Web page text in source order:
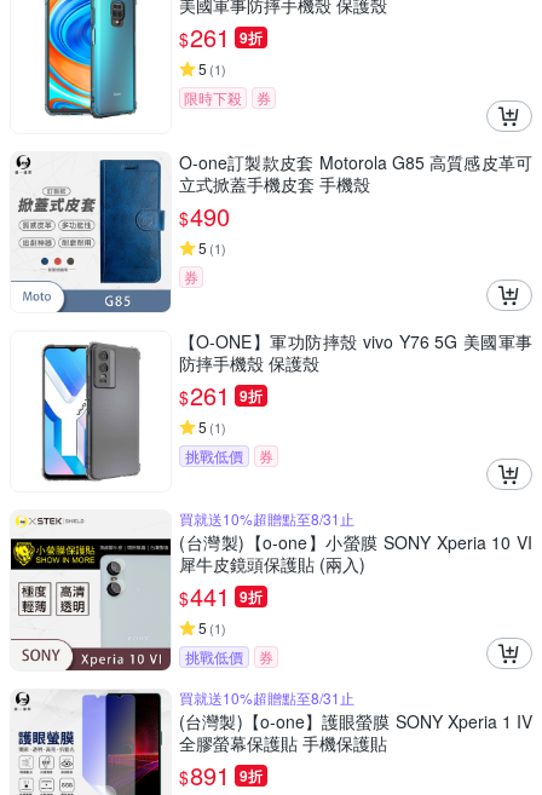
美國軍事防摔手機殼 保護殼
$261 9折
5 (1)
限時下殺 券
O-one訂製款皮套 Motorola G85 高質感皮革可
立式掀蓋手機皮套 手機殼
$490
5 (1)
券
【O-ONE】軍功防摔殼 vivo Y76 5G 美國軍事
防摔手機殼 保護殼
$261 9折
5 (1)
挑戰低價 券
買就送10%超贈點至8/31止
(台灣製)【o-one】小螢膜 SONY Xperia 10 VI
犀牛皮鏡頭保護貼 (兩入)
$441 9折
5 (1)
挑戰低價
券
買就送10%超贈點至8/31止
(台灣製)【o-one】護眼螢膜 SONY Xperia 1 IV
全膠螢幕保護貼 手機保護貼
$891 9折